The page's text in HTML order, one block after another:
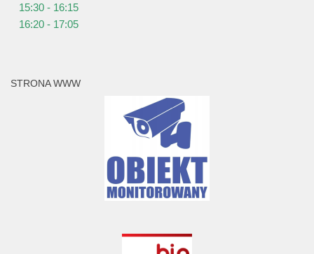
15:30 - 16:15
16:20 - 17:05
STRONA WWW